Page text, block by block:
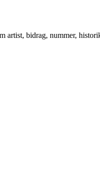
artist, bidrag, nummer,